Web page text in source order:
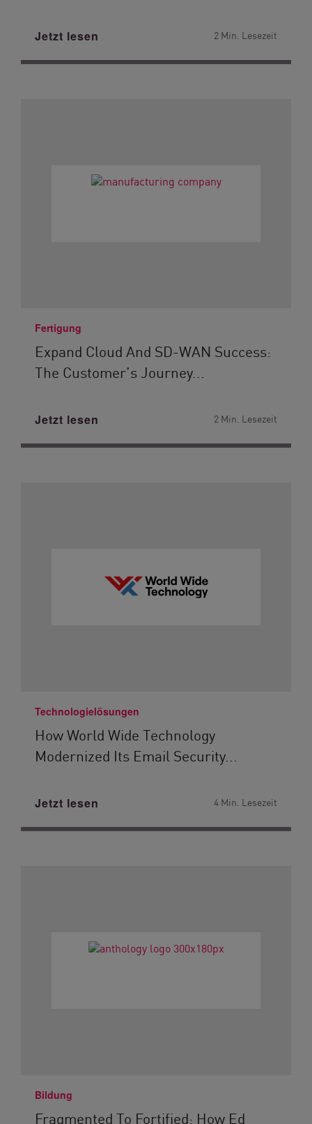
Jetzt lesen 2 Min. Lesezeit
Fertigung
Expand Cloud And SD-WAN Success:
The Customer’s Journey...
Jetzt lesen 2 Min. Lesezeit
Technologielösungen
How World Wide Technology
Modernized Its Email Security...
Jetzt lesen 4 Min. Lesezeit
Bildung
Fragmented To Fortified: How Ed